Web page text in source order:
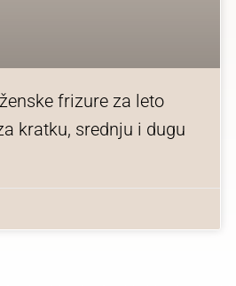
frizure za leto
kratku, srednju i dugu